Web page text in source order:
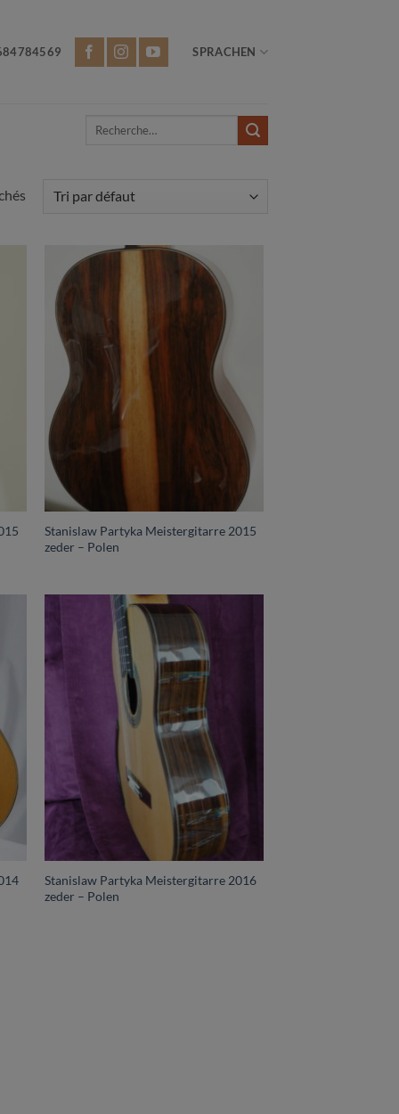
SPRACHEN
Recherche
Stanislaw Partyka Meistergitarre 2015
zeder – Polen
Stanislaw Partyka Meistergitarre 2016
zeder – Polen